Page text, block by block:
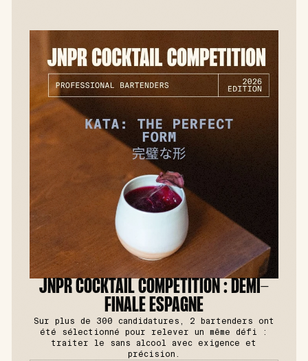
JNPR COCKTAIL COMPETITION : DEMI-
FINALE ESPAGNE
Sur plus de 300 candidatures, 2 bartenders ont
été sélectionné pour relever un même défi :
traiter le sans alcool avec exigence et
précision.